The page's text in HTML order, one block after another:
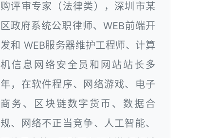
购评审专家（法律类），深圳市某
区政府系统公职律师、WEB前端开
发和 WEB服务器维护工程师、计算
机信息网络安全员和网站站长多
年，在软件程序、网络游戏、电子
商务、区块链数字货币、数据合
规、网络不正当竞争、人工智能、